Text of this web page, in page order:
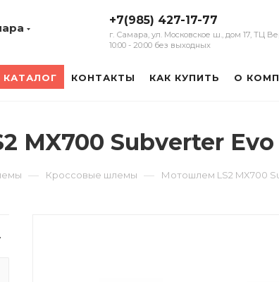
+7(985) 427-17-77
г. Самара, ул. Московское ш., дом 17, ТЦ
10:00 - 20:00 без выходных
КАТАЛОГ КОНТАКТЫ КАК КУПИТЬ О
MX700 Subverter
— Кроссовые шлемы — Мотошлем LS2 MX700